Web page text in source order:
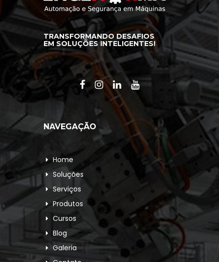
TRANSFORMANDO DESAFIOS
EM SOLUÇÕES INTELIGENTES!
NAVEGAÇÃO
Home
Soluções
Serviços
Produtos
Cursos
Blog
Galeria